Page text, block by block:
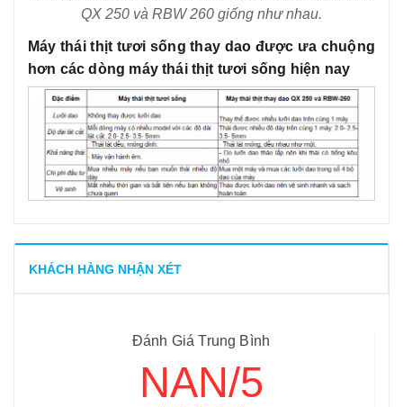
QX 250 và RBW 260 giống như nhau.
Máy thái thịt tươi sống thay dao được ưa chuộng
hơn các dòng máy thái thịt tươi sống hiện nay
KHÁCH HÀNG NHẬN XÉT
Đánh Giá Trung Bình
NAN/5